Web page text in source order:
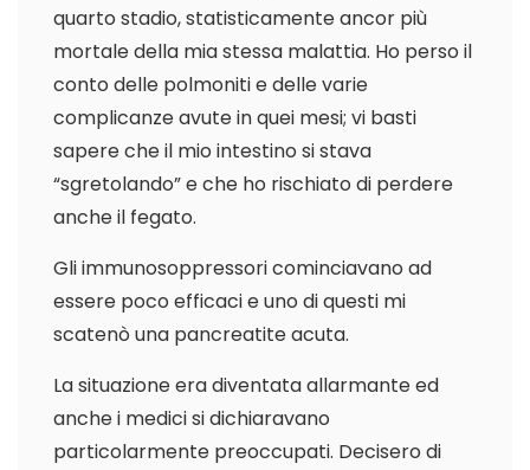
quarto stadio, statisticamente ancor più
mortale della mia stessa malattia. Ho perso il
conto delle polmoniti e delle varie
complicanze avute in quei mesi; vi basti
sapere che il mio intestino si stava
“sgretolando” e che ho rischiato di perdere
anche il fegato.
Gli immunosoppressori cominciavano ad
essere poco efficaci e uno di questi mi
scatenò una pancreatite acuta.
La situazione era diventata allarmante ed
anche i medici si dichiaravano
particolarmente preoccupati. Decisero di